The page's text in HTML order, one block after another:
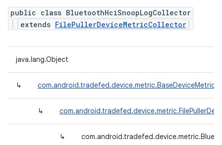
public class BluetoothHciSnoopLogCollector
extends FilePullerDeviceMetricCollector
java.lang.Object
↳
↳
↳